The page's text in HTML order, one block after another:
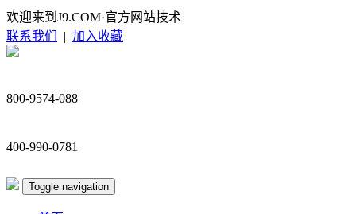
欢迎来到J9.COM·官方网站技术
联系我们
| 加入收藏
800-9574-088
400-990-0781
Toggle navigation